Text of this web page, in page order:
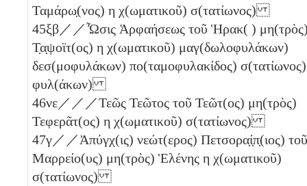
Ταμάρω̣(νος) η χ(ωματικοῦ) σ(τατίωνος)
45ξβ／／Ὦσις Ἁρφαήσεως τοῦ Ἡρακ( )
Τ̣α̣ψοϊτ(ος) η χ(ωματικοῦ) μαγ(δωλοφυλάκων)
δεσ(μοφυλάκων) πο(ταμοφυλακίδος) σ(τατίωνος)
φυλ(άκων)
46νε／／／Τεῶς Τεῶτος τοῦ Τεῶτ(ος) μη(τρὸς)
Τεφερᾶτ(ος) η χ(ωματικοῦ) σ(τατίωνος)
47γ／／Ἀπύγχ(ις) νεώτ(ερος) Πετσορα̣ί̣π̣(ιος) τοῦ
Μαρρείο(υς) μη(τρὸς) Ἑλένης η χ(ωματικοῦ)
σ(τατίωνος)